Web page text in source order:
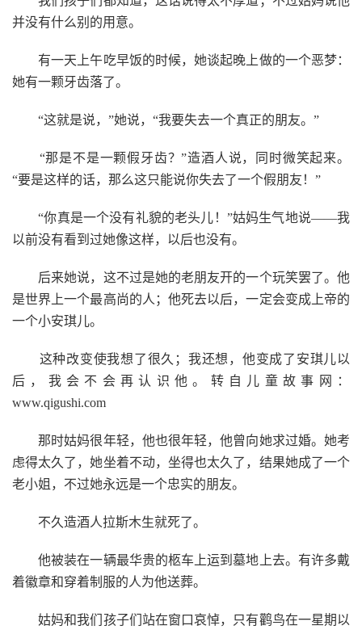
并没有什么别的用意。
有一天上午吃早饭的时候，她谈起晚上做的一个恶梦：
她有一颗牙齿落了。
“这就是说，”她说，“我要失去一个真正的朋友。”
“那是不是一颗假牙齿？”造酒人说，同时微笑起来。
“要是这样的话，那么这只能说你失去了一个假朋友！”
“你真是一个没有礼貌的老头儿！”姑妈生气地说——我
以前没有看到过她像这样，以后也没有。
后来她说，这不过是她的老朋友开的一个玩笑罢了。他
是世界上一个最高尚的人；他死去以后，一定会变成上帝的
一个小安琪儿。
这种改变使我想了很久；我还想，他变成了安琪儿以
后，我会不会再认识他。转自儿童故事网：
www.qigushi.com
那时姑妈很年轻，他也很年轻，他曾向她求过婚。她考
虑得太久了，她坐着不动，坐得也太久了，结果她成了一个
老小姐，不过她永远是一个忠实的朋友。
不久造酒人拉斯木生就死了。
他被装在一辆最华贵的柩车上运到墓地上去。有许多戴
着徽章和穿着制服的人为他送葬。
姑妈和我们孩子们站在窗口哀悼，只有鹳鸟在一星期以